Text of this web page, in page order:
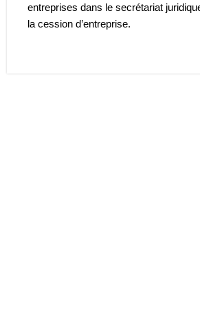
entreprises dans le secrétariat
la cession d’entreprise.